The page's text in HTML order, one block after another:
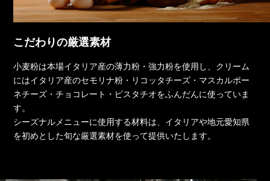
こだわりの厳選素材
小麦粉は本場イタリア産の薄力粉・強力粉を使用し、クリーム
にはイタリア産のセモリナ粉・リコッタチーズ・マスカルポー
ネチーズ・チョコレート・ピスタチオをふんだんに使っていま
す。
シーズナルメニューに使用する材料は、イタリアや地元愛知県
を初めとした旬な厳選素材を使って提供いたします。